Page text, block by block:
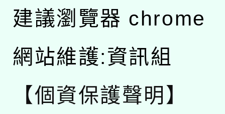
建議瀏覽器 chrome
網站維護:資訊組
【個資保護聲明】